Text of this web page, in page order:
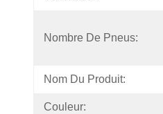
Nombre De Pneus:
Nom Du Produit:
Couleur: